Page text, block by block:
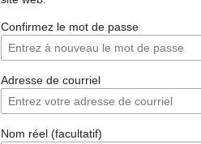
Confirmez le mot de passe
Adresse de courriel
Nom réel (facultatif)